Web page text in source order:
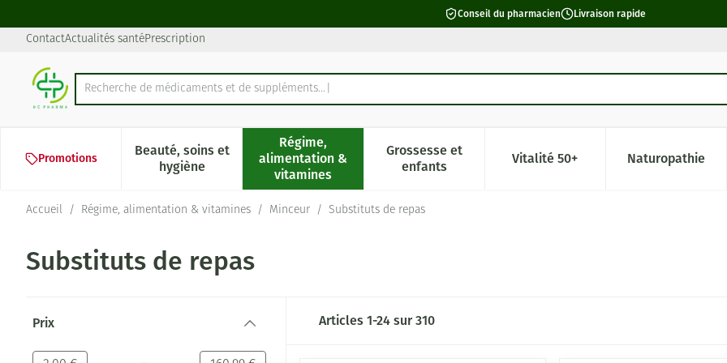
Conseil du pharmacien Livraison rapide
ContactActualités santéPrescription
Rechercher
Recherche de médicaments et
Promotions
Beauté, soins et
hygièneAfficher le sous-menu pour la catégorie Beauté, soins et hygiène
Régime,
alimentation &
vitamines
Afficher le sous-menu pour la catégorie Régime, alimentation &
Grossesse et
enfantsAfficher le sous-menu pour la catégorie Grossesse
Vitalité 50+Afficher le sous-menu pour la
Naturopathie
Afficher le
Accueil / Régime, alimentation & vitamines / Minceur / Substituts de repas
Substituts de repas
Prix
Articles 1-24 sur310